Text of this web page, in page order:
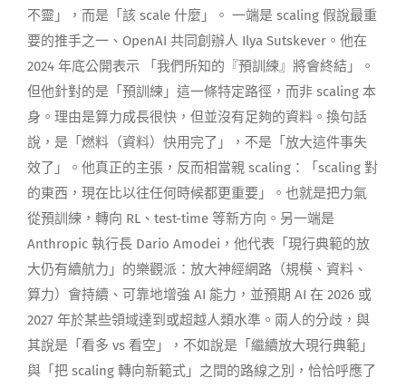
不靈」，而是「該 scale 什麼」。 一端是 scaling 假說最重
要的推手之一、OpenAI 共同創辦人 Ilya Sutskever。他在
2024 年底公開表示 「我們所知的『預訓練』將會終結」。
但他針對的是「預訓練」這一條特定路徑，而非 scaling 本
身。理由是算力成長很快，但並沒有足夠的資料。換句話
說，是「燃料（資料）快用完了」，不是「放大這件事失
效了」。他真正的主張，反而相當親 scaling：「scaling 對
的東西，現在比以往任何時候都更重要」。也就是把力氣
從預訓練，轉向 RL、test-time 等新方向。另一端是
Anthropic 執行長 Dario Amodei，他代表「現行典範的放
大仍有續航力」的樂觀派：放大神經網路（規模、資料、
算力）會持續、可靠地增強 AI 能力，並預期 AI 在 2026 或
2027 年於某些領域達到或超越人類水準。兩人的分歧，與
其說是「看多 vs 看空」，不如說是「繼續放大現行典範」
與「把 scaling 轉向新範式」之間的路線之別，恰恰呼應了